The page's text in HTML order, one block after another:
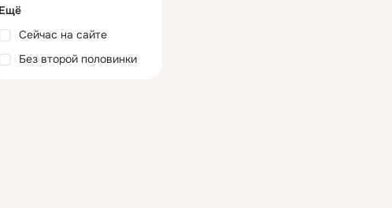
Ещё
Сейчас на сайте
Без второй половинки